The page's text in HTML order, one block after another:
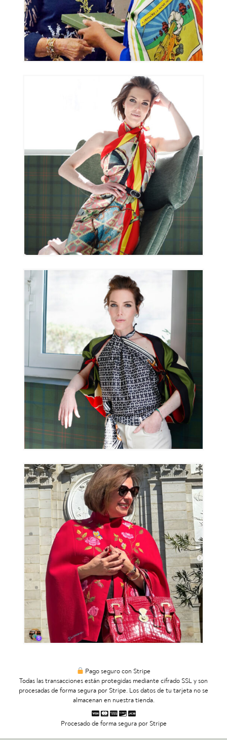
Pago seguro con Stripe
Todas las transacciones están protegidas mediante cifrado SSL y son
procesadas de forma segura por Stripe. Los datos de tu tarjeta no se
almacenan en nuestra tienda.
Procesado de forma segura por Stripe